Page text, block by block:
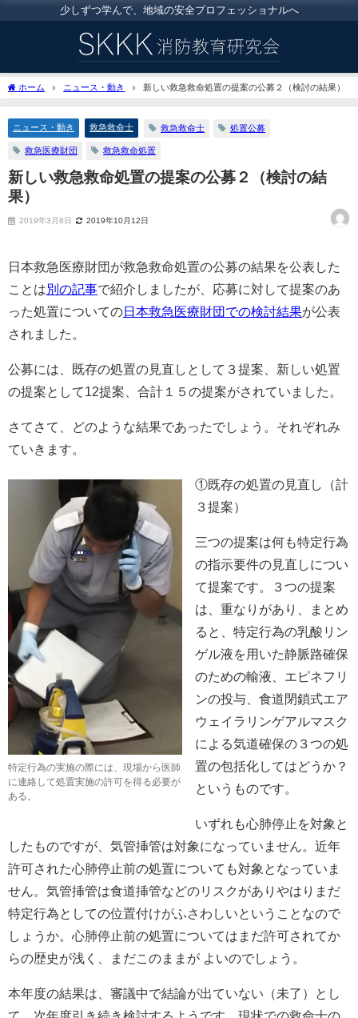
少しずつ学んで、地域の安全プロフェッショナルへ
ホーム ニュース・動き 新しい救急救命処置の提案の公募２（検討の結果）
ニュース・動き 救急救命士 救急救命士 処置公募
救急医療財団 救急救命処置
新しい救急救命処置の提案の公募２（検討の結
果）
2019年3月8日 2019年10月12日
日本救急医療財団が救急救命処置の公募の結果を公表した
ことは別の記事で紹介しましたが、応募に対して提案のあ
った処置についての日本救急医療財団での検討結果が公表
されました。
公募には、既存の処置の見直しとして３提案、新しい処置
の提案として12提案、合計１５の提案がされていました。
さてさて、どのような結果であったでしょう。それぞれみ
ていきます。
特定行為の実施の際には、現場から医師
に連絡して処置実施の許可を得る必要が
ある。
①既存の処置の見直し（計
３提案）
三つの提案は何も特定行為
の指示要件の見直しについ
て提案です。３つの提案
は、重なりがあり、まとめ
ると、特定行為の乳酸リン
ゲル液を用いた静脈路確保
のための輸液、エピネフリ
ンの投与、食道閉鎖式エア
ウェイラリンゲアルマスク
による気道確保の３つの処
置の包括化してはどうか？
というものです。
いずれも心肺停止を対象と
したものですが、気管挿管は対象になっていません。近年
許可された心肺停止前の処置についても対象となっていま
せん。気管挿管は食道挿管などのリスクがありやはりまだ
特定行為としての位置付けがふさわしいということなので
しょうか。心肺停止前の処置についてはまだ許可されてか
らの歴史が浅く、まだこのままが よいのでしょう。
本年度の結果は、審議中で結論が出ていない（未了）とし
て、次年度引き続き検討するようです。現状での救命士の